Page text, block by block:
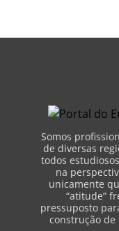
Somos
de diversas
todos
na
unicamente
“atitude”
pressuposto
construção de